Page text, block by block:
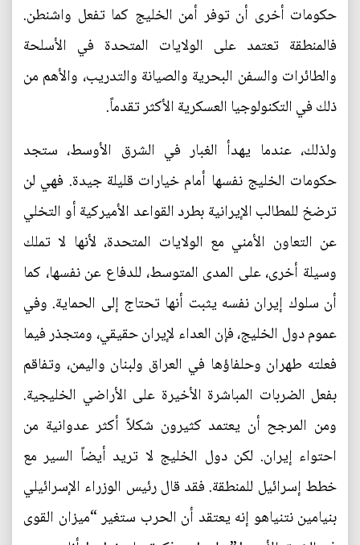
حكومات أخرى أن توفر أمن الخليج كما تفعل واشنطن.
فالمنطقة تعتمد على الولايات المتحدة في الأسلحة
والطائرات والسفن البحرية والصيانة والتدريب، والأهم من
ذلك في التكنولوجيا العسكرية الأكثر تقدماً.
ولذلك، عندما يهدأ الغبار في الشرق الأوسط، ستجد
حكومات الخليج نفسها أمام خيارات قليلة جيدة. فهي لن
ترضخ للمطالب الإيرانية بطرد القواعد الأميركية أو التخلي
عن التعاون الأمني مع الولايات المتحدة، لأنها لا تملك
وسيلة أخرى، على المدى المتوسط، للدفاع عن نفسها، كما
أن سلوك إيران نفسه يثبت أنها تحتاج إلى الحماية. وفي
عموم دول الخليج، فإن العداء لإيران حقيقي، ومتجذر فيما
فعلته طهران وحلفاؤها في العراق ولبنان واليمن، وتفاقم
بفعل الضربات المباشرة الأخيرة على الأراضي الخليجية.
ومن المرجح أن يعتمد كثيرون شكلاً أكثر عدوانية من
احتواء إيران. لكن دول الخليج لا تريد أيضاً السير مع
خطط إسرائيل للمنطقة. فقد قال رئيس الوزراء الإسرائيلي
بنيامين نتنياهو إنه يعتقد أن الحرب ستغير “ميزان القوى